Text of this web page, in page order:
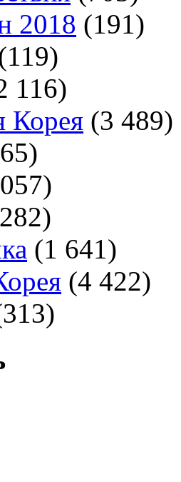
2018 (191)
116)
Корея (3 489)
(1 641)
(4 422)